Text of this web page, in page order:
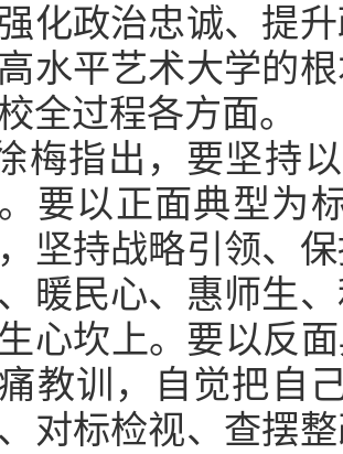
化政治忠诚、提
水平艺术大学的
全过程各方面。
梅指出，要坚持
要以正面典型为
坚持战略引领、
暖民心、惠师生
心坎上。要以反
教训，自觉把自
对标检视、查摆